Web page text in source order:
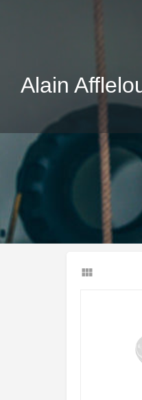
Alain